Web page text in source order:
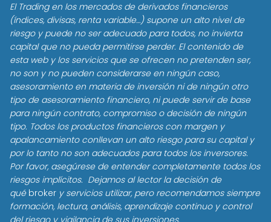
El Trading en los mercados de derivados financieros
(índices, divisas, renta variable…) supone un alto nivel de
riesgo y puede no ser adecuado para todos, no invierta
capital que no pueda permitirse perder. El contenido de
esta web y los servicios que se ofrecen no pretenden ser,
no son y no pueden considerarse en ningún caso,
asesoramiento en materia de inversión ni de ningún otro
tipo de asesoramiento financiero, ni puede servir de base
para ningún contrato, compromiso o decisión de ningún
tipo. Todos los productos financieros con margen y
apalancamiento conllevan un alto riesgo para su capital y
por lo tanto no son adecuados para todos los inversores.
Por favor, asegúrese de entender completamente todos los
riesgos implícitos. Dejamos al lector la decisión de
qué broker y servicios utilizar, pero recomendamos siempre
formación, lectura, análisis, aprendizaje continuo y control
del riesgo y vigilancia de sus inversiones.